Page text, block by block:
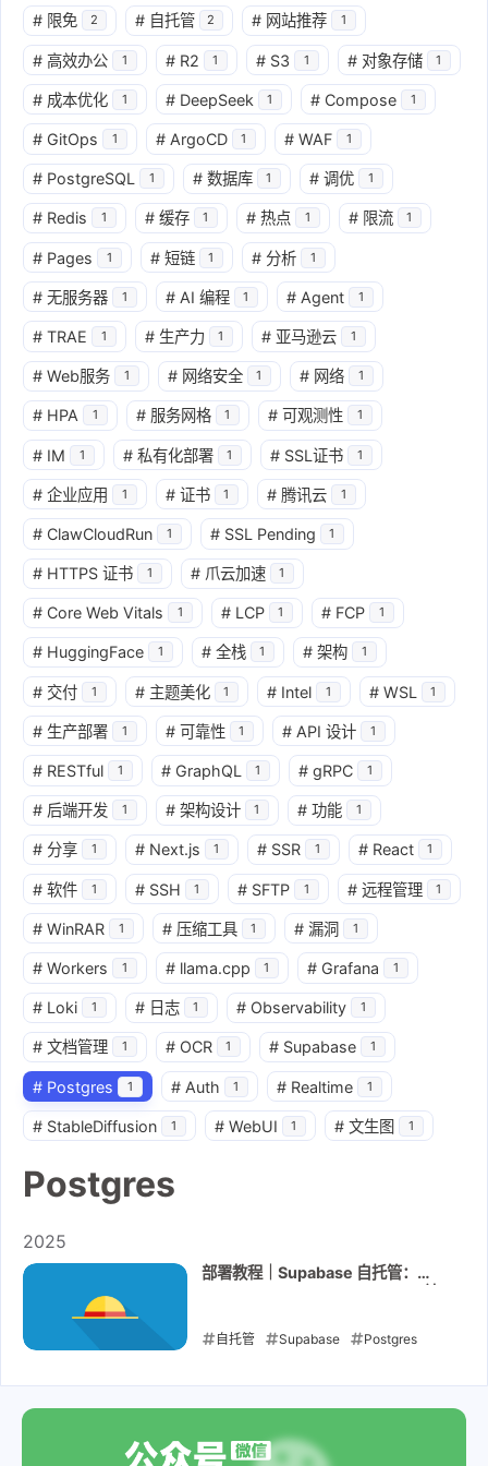
# 限免 2 # 自托管 2 # 网站推荐 1
# 高效办公 1 # R2 1 # S3 1 # 对象存储 1
# 成本优化 1 # DeepSeek 1 # Compose 1
# GitOps 1 # ArgoCD 1 # WAF 1
# PostgreSQL 1 # 数据库 1 # 调优 1
# Redis 1 # 缓存 1 # 热点 1 # 限流 1
# Pages 1 # 短链 1 # 分析 1
# 无服务器 1 # AI 编程 1 # Agent 1
# TRAE 1 # 生产力 1 # 亚马逊云 1
# Web服务 1 # 网络安全 1 # 网络 1
# HPA 1 # 服务网格 1 # 可观测性 1
# IM 1 # 私有化部署 1 # SSL证书 1
# 企业应用 1 # 证书 1 # 腾讯云 1
# ClawCloudRun 1 # SSL Pending 1
# HTTPS 证书 1 # 爪云加速 1
# Core Web Vitals 1 # LCP 1 # FCP 1
# HuggingFace 1 # 全栈 1 # 架构 1
# 交付 1 # 主题美化 1 # Intel 1 # WSL 1
# 生产部署 1 # 可靠性 1 # API 设计 1
# RESTful 1 # GraphQL 1 # gRPC 1
# 后端开发 1 # 架构设计 1 # 功能 1
# 分享 1 # Next.js 1 # SSR 1 # React 1
# 软件 1 # SSH 1 # SFTP 1 # 远程管理 1
# WinRAR 1 # 压缩工具 1 # 漏洞 1
# Workers 1 # llama.cpp 1 # Grafana 1
# Loki 1 # 日志 1 # Observability 1
# 文档管理 1 # OCR 1 # Supabase 1
# Postgres 1 # Auth 1 # Realtime 1
# StableDiffusion 1 # WebUI 1 # 文生图 1
Postgres
2025
部署教程｜Supabase 自托管：
自托管 Supabase Postgres
2025-12-03